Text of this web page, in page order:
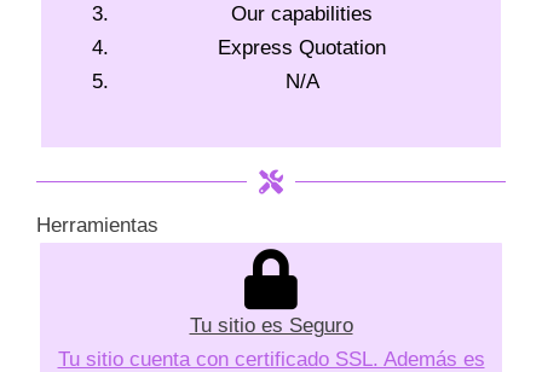
Our capabilities
Express Quotation
N/A
Herramientas
Tu sitio es Seguro
Tu sitio cuenta con certificado SSL. Además es